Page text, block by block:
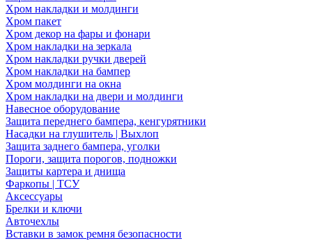
Хром накладки и молдинги
Хром пакет
Хром декор на фары и фонари
Хром накладки на зеркала
Хром накладки ручки дверей
Хром накладки на бампер
Хром молдинги на окна
Хром накладки на двери и молдинги
Навесное оборудование
Защита переднего бампера, кенгурятники
Насадки на глушитель | Выхлоп
Защита заднего бампера, уголки
Пороги, защита порогов, подножки
Защиты картера и днища
Фаркопы | ТСУ
Аксессуары
Брелки и ключи
Авточехлы
Вставки в замок ремня безопасности